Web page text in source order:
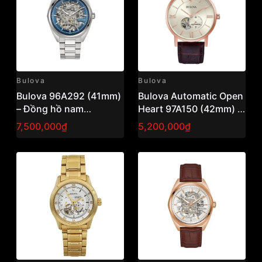
Bulova
Bulova 96A292 (41mm)
– Đồng hồ nam
Automatic Skeleton,
thiết kế lộ máy ấn tượng
7,500,000₫
Bulova
Bulova Automatic Open
Heart 97A150 (42mm) –
Đồng hồ nam cơ hở tim,
phong cách cổ điển
5,200,000₫